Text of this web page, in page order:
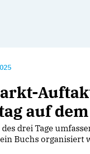
auf
drei Tage
Buchs organisiert